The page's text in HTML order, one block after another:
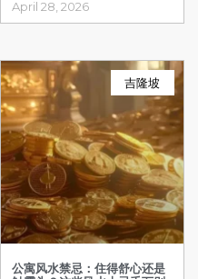
April 28, 2026
吉隆坡
公寓风水禁忌：住得舒心还是